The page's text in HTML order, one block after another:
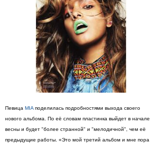
Певица MIA поделилась подробностями выхода своего
нового альбома. По её словам пластинка выйдет в начале
весны и будет "более странной" и "мелодичной", чем её
предыдущие работы. «Это мой третий альбом и мне пора